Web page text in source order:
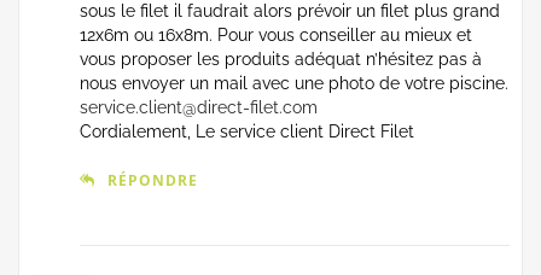
sous le filet il faudrait alors prévoir un filet plus grand
12x6m ou 16x8m. Pour vous conseiller au mieux et
vous proposer les produits adéquat n’hésitez pas à
nous envoyer un mail avec une photo de votre piscine.
service.client@direct-filet.com
Cordialement, Le service client Direct Filet
RÉPONDRE